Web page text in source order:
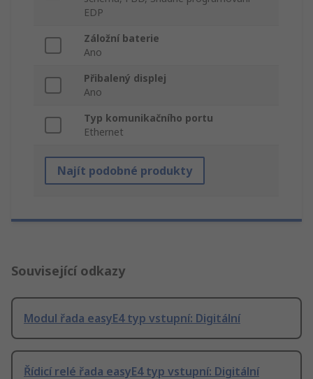
EDP
Záložní baterie
Ano
Přibalený displej
Ano
Typ komunikačního portu
Ethernet
Najít podobné produkty
Související odkazy
Modul řada easyE4 typ vstupní: Digitální
Řídicí relé řada easyE4 typ vstupní: Digitální